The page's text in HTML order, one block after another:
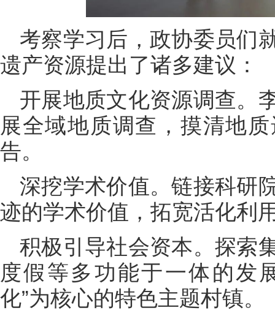
考察学习后，政协委员们
遗产资源提出了诸多建议：
开展地质文化资源调查。
展全域地质调查，摸清地
告。
深挖学术价值。链接科研
迹的学术价值，拓宽活化利
积极引导社会资本。探索
度假等多功能于一体的发
化”为核心的特色主题村镇。